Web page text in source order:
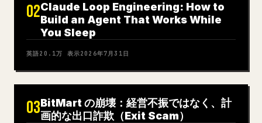
02Claude Loop Engineering: How to
Build an Agent That Works While
You Sleep
英語20.1万 表示2026年7月31日
03BitMart の崩壊：経営不振ではなく、計
画的な出口詐欺（Exit Scam）